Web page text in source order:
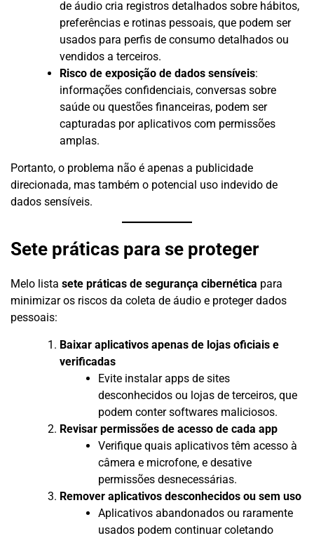
de áudio cria registros detalhados sobre hábitos,
preferências e rotinas pessoais, que podem ser
usados para perfis de consumo detalhados ou
vendidos a terceiros.
Risco de exposição de dados sensíveis:
informações confidenciais, conversas sobre
saúde ou questões financeiras, podem ser
capturadas por aplicativos com permissões
amplas.
Portanto, o problema não é apenas a publicidade
direcionada, mas também o potencial uso indevido de
dados sensíveis.
Sete práticas para se proteger
Melo lista sete práticas de segurança cibernética para
minimizar os riscos da coleta de áudio e proteger dados
pessoais:
Baixar aplicativos apenas de lojas oficiais e
verificadas
Evite instalar apps de sites
desconhecidos ou lojas de terceiros, que
podem conter softwares maliciosos.
Revisar permissões de acesso de cada app
Verifique quais aplicativos têm acesso à
câmera e microfone, e desative
permissões desnecessárias.
Remover aplicativos desconhecidos ou sem uso
Aplicativos abandonados ou raramente
usados podem continuar coletando